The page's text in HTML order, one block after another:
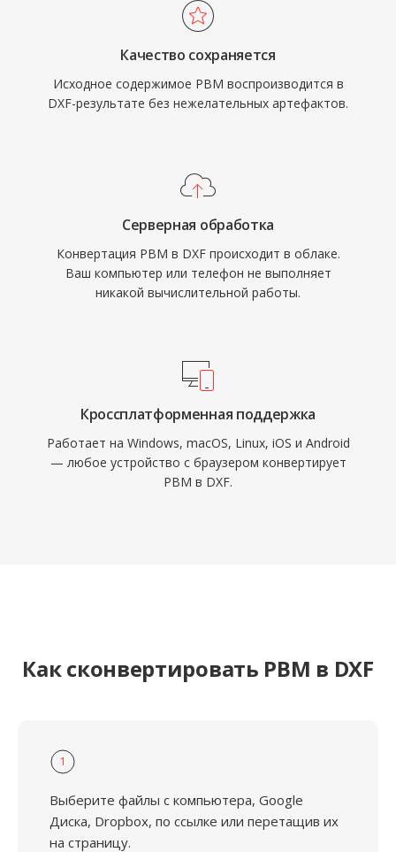
Качество сохраняется
Исходное содержимое PBM воспроизводится в
DXF-результате без нежелательных артефактов.
Серверная обработка
Конвертация PBM в DXF происходит в облаке.
Ваш компьютер или телефон не выполняет
никакой вычислительной работы.
Кроссплатформенная поддержка
Работает на Windows, macOS, Linux, iOS и Android
— любое устройство с браузером конвертирует
PBM в DXF.
Как сконвертировать PBM в DXF
1
Выберите файлы с компьютера, Google
Диска, Dropbox, по ссылке или перетащив их
на страницу.